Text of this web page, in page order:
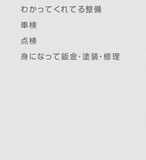
わかってくれてる整備
車検
点検
身になって鈑金・塗装・修理